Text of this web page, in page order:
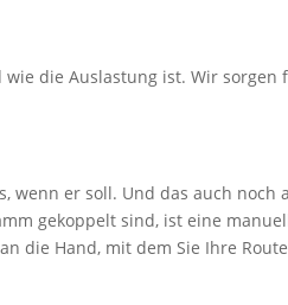
die Auslastung ist. Wir
er soll. Und das auch
gekoppelt sind, ist eine
die Hand, mit dem Sie Ihre